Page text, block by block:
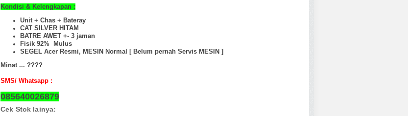
Kondisi & Kelengkapan :
Unit + Chas + Bateray
CAT SILVER HITAM
BATRE AWET +- 3 jaman
Fisik 92% Mulus
SEGEL Acer Resmi, MESIN Normal [ Belum pernah Servis MESIN ]
Minat ... ????
SMS/ Whatsapp :
085640026879
Cek Stok lainya: